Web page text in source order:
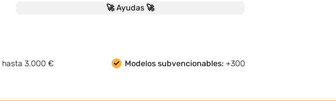
🚀 Ayudas 🚀
hasta 3.000 € Modelos subvencionables: +300